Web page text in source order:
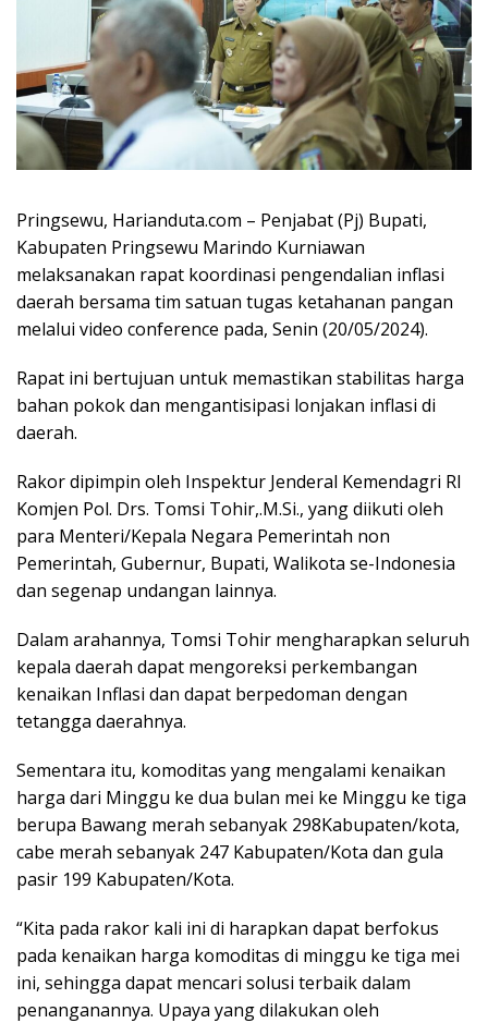
Pringsewu, Harianduta.com – Penjabat (Pj) Bupati,
Kabupaten Pringsewu Marindo Kurniawan
melaksanakan rapat koordinasi pengendalian inflasi
daerah bersama tim satuan tugas ketahanan pangan
melalui video conference pada, Senin (20/05/2024).
Rapat ini bertujuan untuk memastikan stabilitas harga
bahan pokok dan mengantisipasi lonjakan inflasi di
daerah.
Rakor dipimpin oleh Inspektur Jenderal Kemendagri RI
Komjen Pol. Drs. Tomsi Tohir,.M.Si., yang diikuti oleh
para Menteri/Kepala Negara Pemerintah non
Pemerintah, Gubernur, Bupati, Walikota se-Indonesia
dan segenap undangan lainnya.
Dalam arahannya, Tomsi Tohir mengharapkan seluruh
kepala daerah dapat mengoreksi perkembangan
kenaikan Inflasi dan dapat berpedoman dengan
tetangga daerahnya.
Sementara itu, komoditas yang mengalami kenaikan
harga dari Minggu ke dua bulan mei ke Minggu ke tiga
berupa Bawang merah sebanyak 298Kabupaten/kota,
cabe merah sebanyak 247 Kabupaten/Kota dan gula
pasir 199 Kabupaten/Kota.
“Kita pada rakor kali ini di harapkan dapat berfokus
pada kenaikan harga komoditas di minggu ke tiga mei
ini, sehingga dapat mencari solusi terbaik dalam
penanganannya. Upaya yang dilakukan oleh